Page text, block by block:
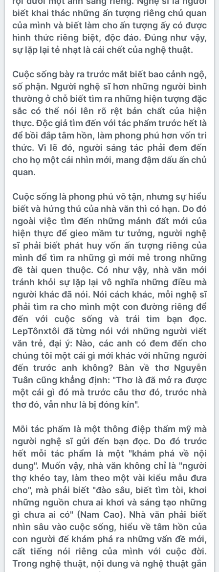
biết khai thác những ấn tượng riêng chủ quan
của mình và biết làm cho ấn tượng ấy có được
hình thức riêng biệt, độc đáo. Đúng như vậy,
sự lặp lại tẻ nhạt là cái chết của nghệ thuật.
Cuộc sống bày ra trước mắt biết bao cảnh ngộ,
số phận. Người nghệ sĩ hơn những người bình
thường ở chỗ biết tìm ra những hiện tượng đặc
sắc có thể nói lên rõ rệt bản chất của hiện
thực. Độc giả tìm đến với tác phẩm trước hết là
để bồi đắp tâm hồn, làm phong phú hơn vốn tri
thức. Vì lẽ đó, người sáng tác phải đem đến
cho họ một cái nhìn mới, mang đậm dấu ấn chủ
quan.
Cuộc sống là phong phú vô tận, nhưng sự hiểu
biết và hứng thú của nhà văn thì có hạn. Do đó
ngoài việc tìm đến những mảnh đất mới của
hiện thực để gieo mầm tư tưởng, người nghệ
sĩ phải biết phát huy vốn ấn tượng riêng của
mình để tìm ra những gì mới mẻ trong những
đề tài quen thuộc. Có như vậy, nhà văn mới
tránh khỏi sự lặp lại vô nghĩa những điều mà
người khác đã nói. Nói cách khác, mỗi nghệ sĩ
phải tìm ra cho mình một con đường riêng để
đến với cuộc sống và trái tim bạn đọc.
LepTônxtôi đã từng nói với những người viết
văn trẻ, đại ý: Nào, các anh có đem đến cho
chúng tôi một cái gì mới khác với những người
đến trước anh không? Bàn về thơ Nguyễn
Tuân cũng khẳng định: "Thơ là đã mở ra được
một cái gì đó mà trước câu thơ đó, trước nhà
thơ đó, vẫn như là bị đóng kín".
Mỗi tác phẩm là một thông điệp thẩm mỹ mà
người nghệ sĩ gửi đến bạn đọc. Do đó trước
hết mỗi tác phẩm là một "khám phá về nội
dung". Muốn vậy, nhà văn không chỉ là "người
thợ khéo tay, làm theo một vài kiểu mẫu đưa
cho", mà phải biết "đào sâu, biết tìm tòi, khơi
những nguồn chưa ai khơi và sáng tạo những
gì chưa ai có" (Nam Cao). Nhà văn phải biết
nhìn sâu vào cuộc sống, hiểu về tâm hồn của
con người để khám phá ra những vấn đề mới,
cất tiếng nói riêng của mình với cuộc đời.
Trong nghệ thuật, nội dung và nghệ thuật gắn